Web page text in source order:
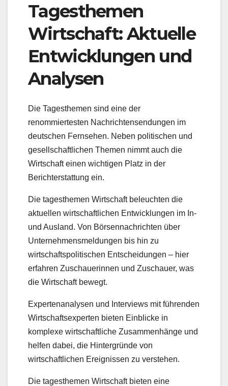
Tagesthemen
Wirtschaft: Aktuelle
Entwicklungen und
Analysen
Die Tagesthemen sind eine der
renommiertesten Nachrichtensendungen im
deutschen Fernsehen. Neben politischen und
gesellschaftlichen Themen nimmt auch die
Wirtschaft einen wichtigen Platz in der
Berichterstattung ein.
Die tagesthemen Wirtschaft beleuchten die
aktuellen wirtschaftlichen Entwicklungen im In-
und Ausland. Von Börsennachrichten über
Unternehmensmeldungen bis hin zu
wirtschaftspolitischen Entscheidungen – hier
erfahren Zuschauerinnen und Zuschauer, was
die Wirtschaft bewegt.
Expertenanalysen und Interviews mit führenden
Wirtschaftsexperten bieten Einblicke in
komplexe wirtschaftliche Zusammenhänge und
helfen dabei, die Hintergründe von
wirtschaftlichen Ereignissen zu verstehen.
Die tagesthemen Wirtschaft bieten eine